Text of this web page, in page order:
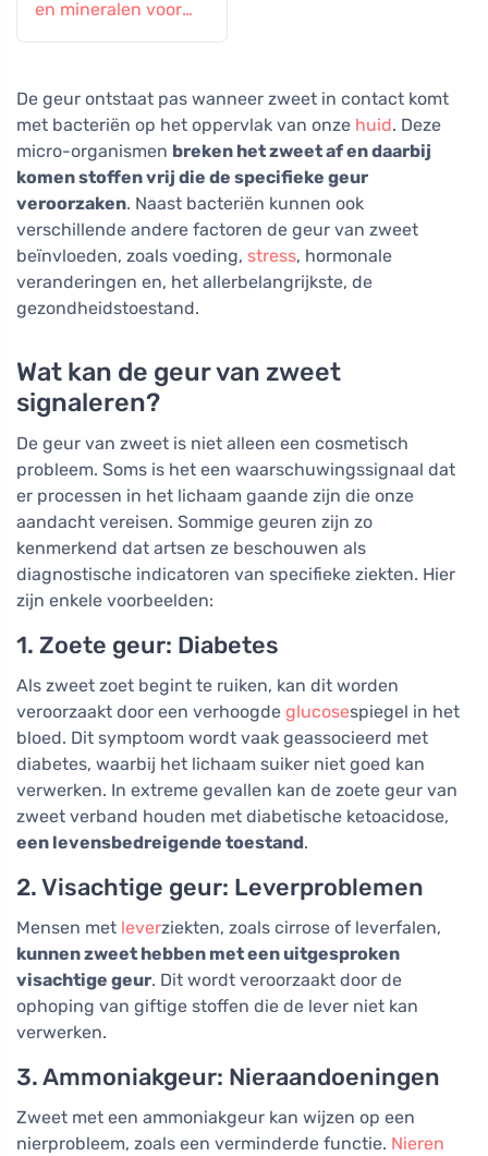
en mineralen voor
60 tabletten
De geur ontstaat pas wanneer zweet in contact komt
met bacteriën op het oppervlak van onze huid. Deze
micro-organismen breken het zweet af en daarbij
komen stoffen vrij die de specifieke geur
veroorzaken. Naast bacteriën kunnen ook
verschillende andere factoren de geur van zweet
beïnvloeden, zoals voeding, stress, hormonale
veranderingen en, het allerbelangrijkste, de
gezondheidstoestand.
Wat kan de geur van zweet
signaleren?
De geur van zweet is niet alleen een cosmetisch
probleem. Soms is het een waarschuwingssignaal dat
er processen in het lichaam gaande zijn die onze
aandacht vereisen. Sommige geuren zijn zo
kenmerkend dat artsen ze beschouwen als
diagnostische indicatoren van specifieke ziekten. Hier
zijn enkele voorbeelden:
1. Zoete geur: Diabetes
Als zweet zoet begint te ruiken, kan dit worden
veroorzaakt door een verhoogde glucosespiegel in het
bloed. Dit symptoom wordt vaak geassocieerd met
diabetes, waarbij het lichaam suiker niet goed kan
verwerken. In extreme gevallen kan de zoete geur van
zweet verband houden met diabetische ketoacidose,
een levensbedreigende toestand.
2. Visachtige geur: Leverproblemen
Mensen met leverziekten, zoals cirrose of leverfalen,
kunnen zweet hebben met een uitgesproken
visachtige geur. Dit wordt veroorzaakt door de
ophoping van giftige stoffen die de lever niet kan
verwerken.
3. Ammoniakgeur: Nieraandoeningen
Zweet met een ammoniakgeur kan wijzen op een
nierprobleem, zoals een verminderde functie. Nieren